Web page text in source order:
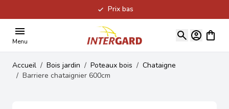
Prix bas
Menu
Voir
Accueil / Bois jardin / Poteaux bois / Chataigne
/ Barriere chataignier 600cm